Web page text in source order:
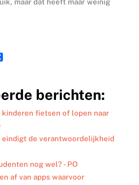
maar dat heeft maar weinig
D
n
berichten:
kinderen fietsen of lopen naar
eindigt de verantwoordelijkheid
nog wel? - PO
af van apps waarvoor